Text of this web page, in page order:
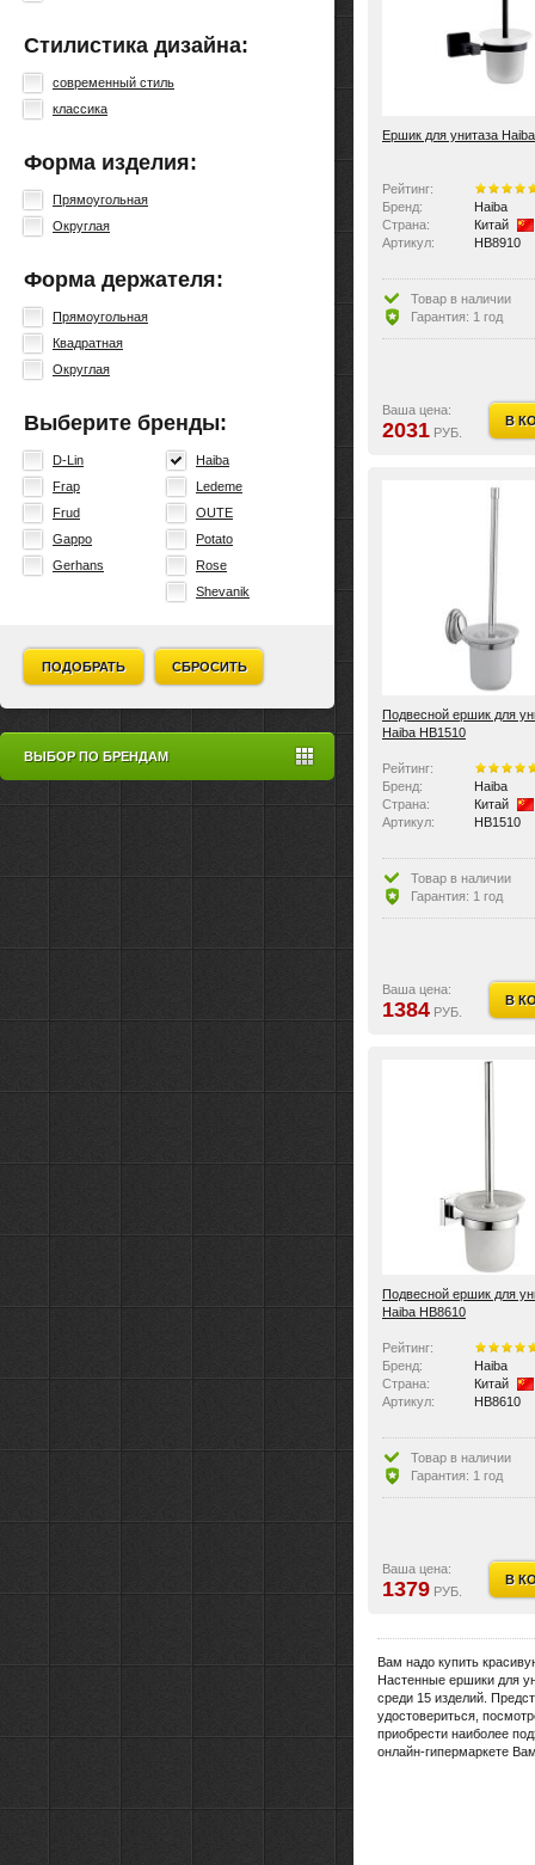
Стилистика дизайна:
современный стиль
классика
Форма изделия:
Прямоугольная
Округлая
Форма держателя:
Прямоугольная
Квадратная
Округлая
Выберите бренды:
D-Lin
Frap
Frud
Gappo
Gerhans
Haiba
Ledeme
OUTE
Potato
Rose
Shevanik
ПОДОБРАТЬ СБРОСИТЬ
ВЫБОР ПО БРЕНДАМ
Ершик для унитаза
Рейтинг:
Бренд:
Haiba
Страна:
Китай
Артикул:
HB8910
Товар в наличии
Гарантия: 1 год
Ваша цена:
2031 РУБ.
В
Подвесной ершик для
Haiba HB1510
Рейтинг:
Бренд:
Haiba
Страна:
Китай
Артикул:
HB1510
Товар в наличии
Гарантия: 1 год
Ваша цена:
1384 РУБ.
В
Подвесной ершик для
Haiba HB8610
Рейтинг:
Бренд:
Haiba
Страна:
Китай
Артикул:
HB8610
Товар в наличии
Гарантия: 1 год
Ваша цена:
1379 РУБ.
В
Вам надо купить
Настенные ершики для
среди 15 изделий.
удостовериться,
приобрести наиболее
онлайн-гипермаркете